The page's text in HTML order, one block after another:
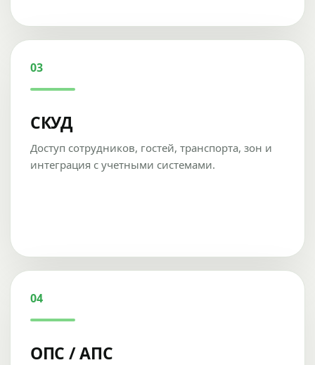
03
СКУД
Доступ сотрудников, гостей, транспорта, зон и
интеграция с учетными системами.
04
ОПС / АПС